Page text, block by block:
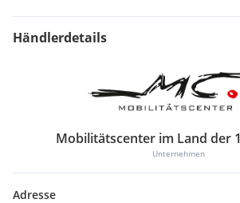
Händlerdetails
Mobilitätscenter im Land der
Unternehmen
Adresse